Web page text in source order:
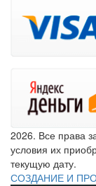
2026. Все права
условия их
текущую дату.
СОЗДАНИЕ И